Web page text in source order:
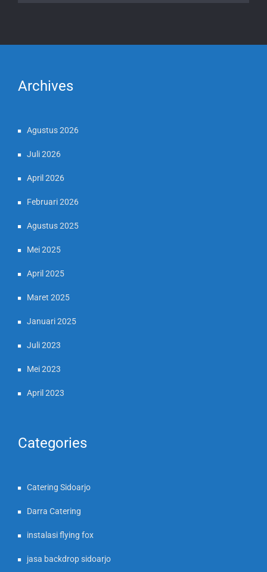
Archives
Agustus 2026
Juli 2026
April 2026
Februari 2026
Agustus 2025
Mei 2025
April 2025
Maret 2025
Januari 2025
Juli 2023
Mei 2023
April 2023
Categories
Catering Sidoarjo
Darra Catering
instalasi flying fox
jasa backdrop sidoarjo